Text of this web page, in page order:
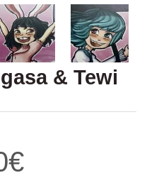
& Tewi